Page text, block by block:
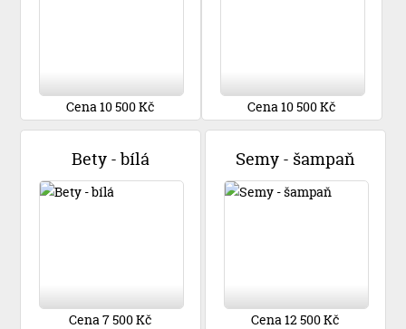
Cena 10 500 Kč Cena 10 500 Kč
Bety - bílá
Cena 7 500 Kč
Semy - šampaň
Cena 12 500 Kč